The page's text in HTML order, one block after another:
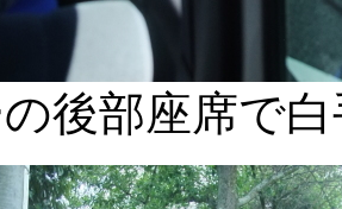
後部座席で